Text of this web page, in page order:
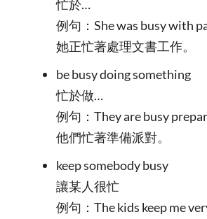
忙於…
例句：She was busy with
她正忙著處理文書工作。
be busy doing something
忙於做…
例句：They are busy
他們忙著準備派對。
keep somebody busy
讓某人很忙
例句：The kids keep me